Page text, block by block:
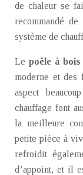
de chaleur se
recommandé
système de
Le poêle à
moderne et des
aspect
chauffage font
la meilleure
petite pièce à
refroidit
d’appoint, et il